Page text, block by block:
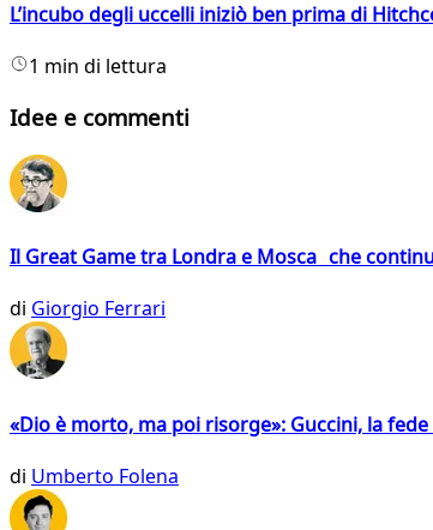
L’incubo degli uccelli iniziò ben prima di
1 min di lettura
Idee e commenti
Il Great Game tra Londra e Mosca che
di Giorgio Ferrari
«Dio è morto, ma poi risorge»: Guccini, la
di Umberto Folena